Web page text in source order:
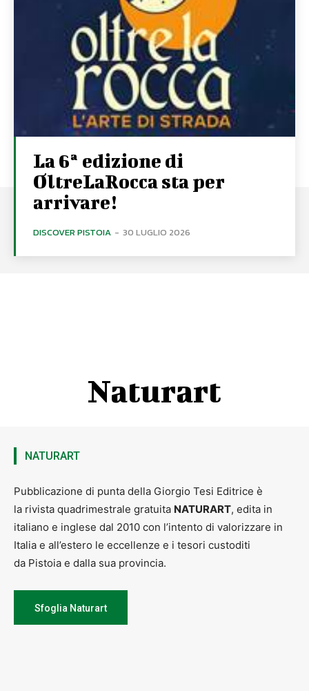
La 6ª edizione di
OltreLaRocca sta per
arrivare!
DISCOVER PISTOIA - 30 LUGLIO 2026
Naturart
NATURART
Pubblicazione di punta della Giorgio Tesi Editrice è
la rivista quadrimestrale gratuita NATURART, edita in
italiano e inglese dal 2010 con l’intento di valorizzare in
Italia e all’estero le eccellenze e i tesori custoditi
da Pistoia e dalla sua provincia.
Sfoglia Naturart